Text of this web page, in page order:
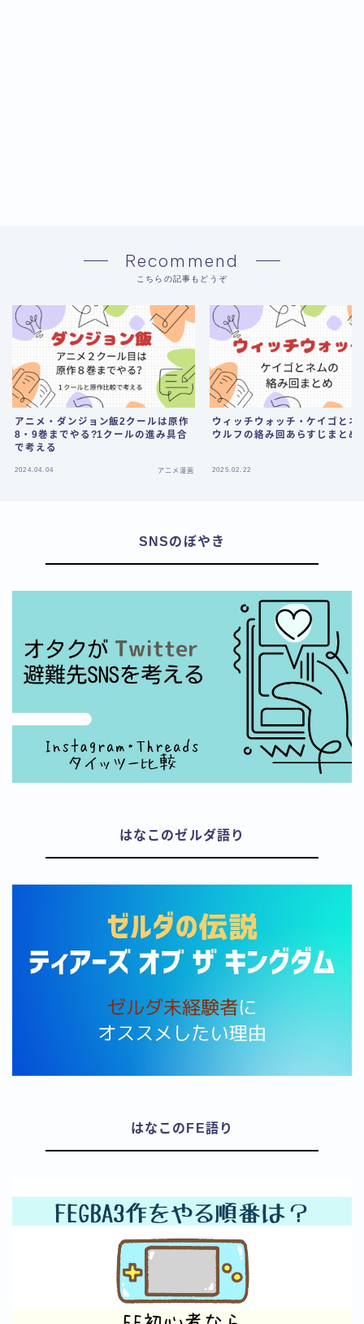
Recommend
こちらの記事もどうぞ
アニメ・ダンジョン飯2クールは原作
8・9巻までやる?1クールの進み具合
で考える
2024.04.04 アニメ漫画
ウィッチウォッチ・ケイゴとネ
ウルフの絡み回あらすじまとめ
2025.02.22
SNSのぼやき
はなこのゼルダ語り
はなこのFE語り